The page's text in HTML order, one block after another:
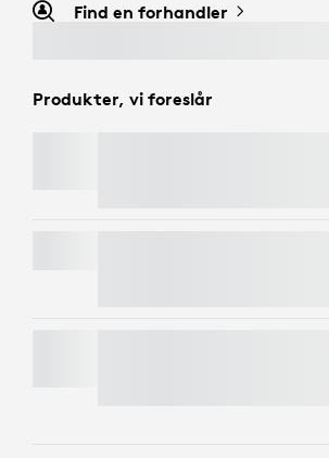
Find en forhandler
Produkter, vi foreslår